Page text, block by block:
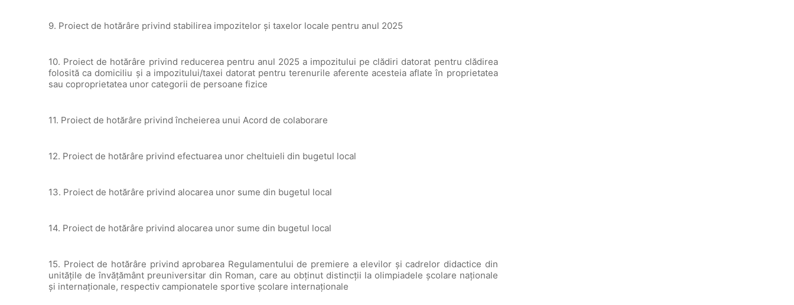
9. Proiect de hotărâre privind stabilirea impozitelor și taxelor locale pentru anul 2025
10. Proiect de hotărâre privind reducerea pentru anul 2025 a impozitului pe clădiri datorat pentru clădirea
folosită ca domiciliu și a impozitului/taxei datorat pentru terenurile aferente acesteia aflate în proprietatea
sau coproprietatea unor categorii de persoane fizice
11. Proiect de hotărâre privind încheierea unui Acord de colaborare
12. Proiect de hotărâre privind efectuarea unor cheltuieli din bugetul local
13. Proiect de hotărâre privind alocarea unor sume din bugetul local
14. Proiect de hotărâre privind alocarea unor sume din bugetul local
15. Proiect de hotărâre privind aprobarea Regulamentului de premiere a elevilor și cadrelor didactice din
unitățile de învățământ preuniversitar din Roman, care au obținut distincții la olimpiadele școlare naționale
și internaționale, respectiv campionatele sportive școlare internaționale